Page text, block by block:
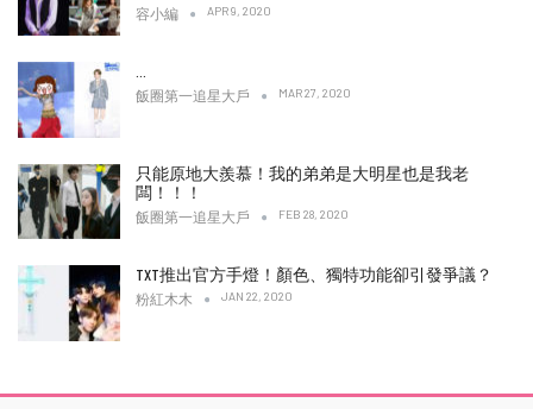
容小編 APR 9, 2020
飯圈第一追星大戶 MAR 27, 2020
只能原地大羨慕！我的弟弟是大明星也是我老
闆！！！
飯圈第一追星大戶 FEB 28, 2020
TXT推出官方手燈！顏色、獨特功能卻引發爭議？
粉紅木木 JAN 22, 2020